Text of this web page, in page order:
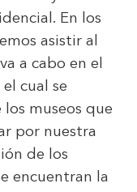
En los
asistir al
a cabo en el
cual se
museos que
por nuestra
de los
encuentran la